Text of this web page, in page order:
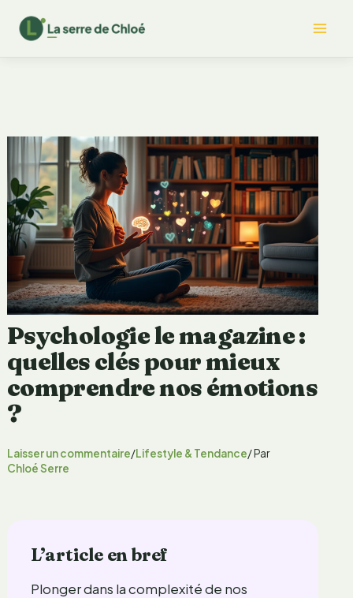
contenu
Psychologie le magazine :
quelles clés pour mieux
comprendre nos émotions
?
Laisser un commentaire/Lifestyle & Tendance/ Par
Chloé Serre
L’article en bref
Plonger dans la complexité de nos